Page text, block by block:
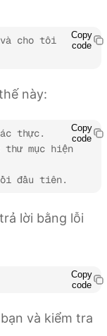
cho tôi
Copy
code
này:
thực.
thư mục hiện
đầu tiên.
Copy
code
lời bằng lỗi
Copy
code
và kiểm tra